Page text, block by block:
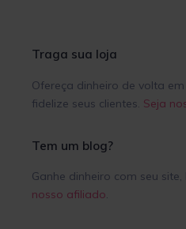
Traga sua loja
Ofereça dinheiro de volta
fidelize seus clientes. Seja
Tem um blog?
Ganhe dinheiro com seu
nosso afiliado.